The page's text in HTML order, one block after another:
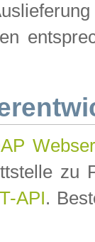
zu
API.